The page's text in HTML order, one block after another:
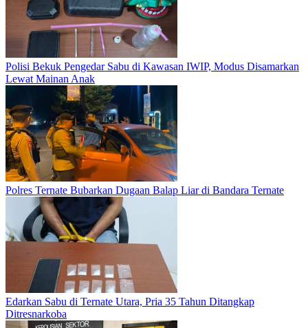
Polisi Bekuk Pengedar Sabu di Kawasan IWIP, Modus Disamarkan
Lewat Mainan Anak
Polres Ternate Bubarkan Dugaan Balap Liar di Bandara Ternate
Edarkan Sabu di Ternate Utara, Pria 35 Tahun Ditangkap
Ditresnarkoba